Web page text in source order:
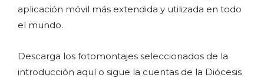
aplicación móvil más extendida y utilizada en todo
el mundo.
Descarga los fotomontajes seleccionados de la
introducción aquí o sigue la cuentas de la Diócesis